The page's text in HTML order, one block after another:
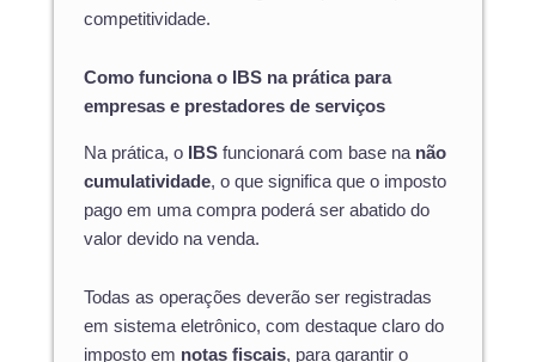
competitividade.
Como funciona o IBS na prática para
empresas e prestadores de serviços
Na prática, o IBS funcionará com base na não
cumulatividade, o que significa que o imposto
pago em uma compra poderá ser abatido do
valor devido na venda.
Todas as operações deverão ser registradas
em sistema eletrônico, com destaque claro do
imposto em notas fiscais, para garantir o